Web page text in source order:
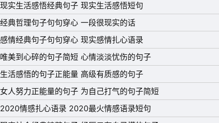
11、世上没有十全十美的东西，没有十全十美的人，关键是
清楚到底想要什么。得到想要的，肯定会失去另外一部分。
如果什么都想要，只会什么都得不到。经历了摔打，经历了
风险，不历事不晓事难。经事越多越聪颖，历事越多越干
练。没有任何人可以击垮你，也没有任何人能够拯救你，人
只要拥有信念，有所追求，什么艰苦都能忍受，什么环境都
能适应，成功，就是征服自己。人，不怕渺小，只怕卑微，
现实生活感悟经典句子 现实生活感悟短句
经典哲理句子句句穿心 一段很现实的话
感情经典句子句句穿心 现实感情扎心语录
唯美到心碎的句子简短 心情淡淡忧伤的句子
生活感悟的句子正能量 高级有质感的句子
女人努力正能量的句子 为自己打气的句子简短
2020情感扎心语录 2020最火情感语录短句